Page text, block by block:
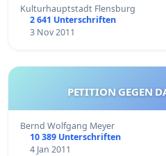
Kulturhauptstadt Flensburg
2 641 Unterschriften
3 Nov 2011
Bernd Wolfgang Meyer
10 389 Unterschriften
4 Jan 2011